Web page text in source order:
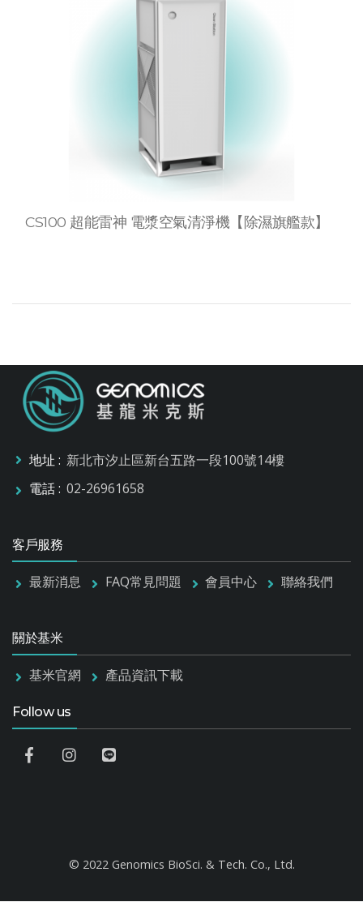
CS100 超能雷神 電漿空氣清淨機【除濕旗艦款】
地址 : 新北市汐止區新台五路一段100號14樓
電話 : 02-26961658
客戶服務
最新消息 FAQ常見問題 會員中心 聯絡我們
關於基米
基米官網 產品資訊下載
Follow us
© 2022 Genomics BioSci. & Tech. Co., Ltd.